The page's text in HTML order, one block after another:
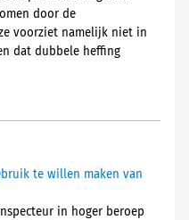
door de
voorziet namelijk niet in
dat dubbele heffing
te willen maken van
in hoger beroep